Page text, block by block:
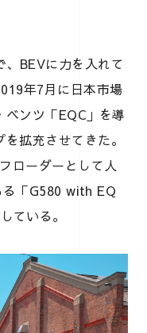
、BEVに力を入れて
年7月に日本市場
ンツ「EQC」を導
拡充させてきた。
ローダーとして人
る「G580 with EQ
ている。